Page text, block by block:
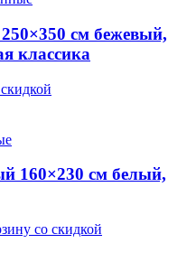
см бежевый,
классика
160×230 см белый,
со скидкой